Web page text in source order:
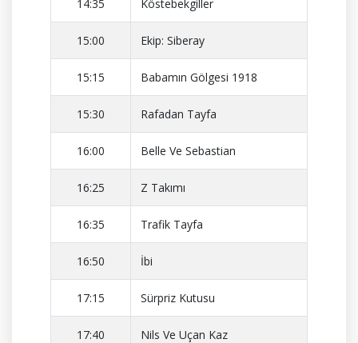
14:35 Köstebekgiller
15:00 Ekip: Siberay
15:15 Babamın Gölgesi 1918
15:30 Rafadan Tayfa
16:00 Belle Ve Sebastian
16:25 Z Takımı
16:35 Trafik Tayfa
16:50 İbi
17:15 Sürpriz Kutusu
17:40 Nils Ve Uçan Kaz